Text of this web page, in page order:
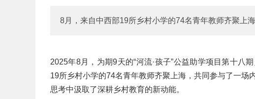
8月，来自中西部19所乡村小学的74名青年教师齐聚上海
2025年8月，为期9天的“河流·孩子”公益助学项目第十八
19所乡村小学的74名青年教师齐聚上海，共同参与了一场
思考中汲取了深耕乡村教育的新动能。